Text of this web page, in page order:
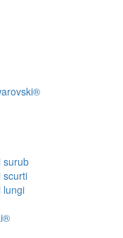
surub
scurti
lungi